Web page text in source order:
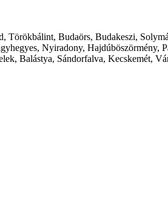
Törökbálint, Budaörs, Budakeszi,
Nyiradony,
Balástya, Sándorfalva, Kecskemét,